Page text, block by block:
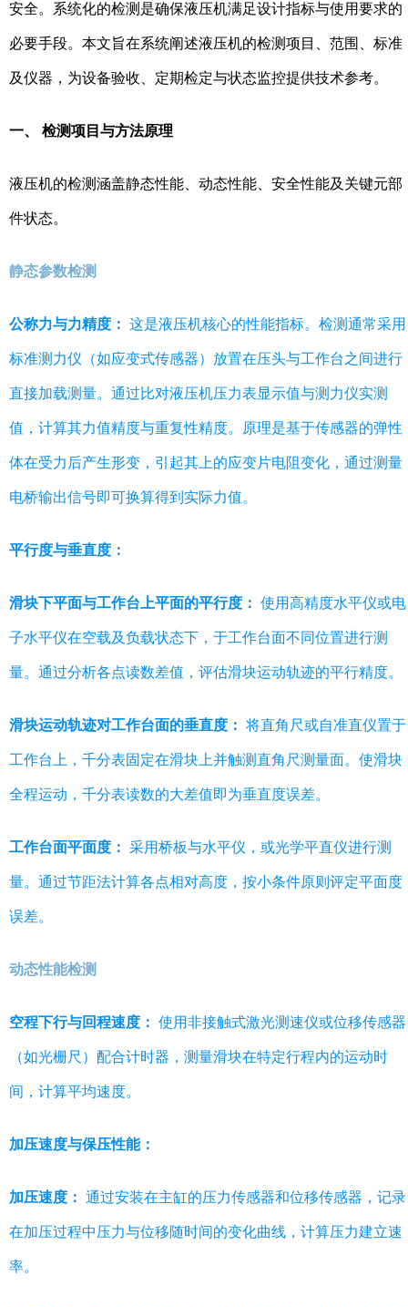
安全。系统化的检测是确保液压机满足设计指标与使用要求的
必要手段。本文旨在系统阐述液压机的检测项目、范围、标准
及仪器，为设备验收、定期检定与状态监控提供技术参考。
一、 检测项目与方法原理
液压机的检测涵盖静态性能、动态性能、安全性能及关键元部
件状态。
静态参数检测
公称力与力精度： 这是液压机核心的性能指标。检测通常采用
标准测力仪（如应变式传感器）放置在压头与工作台之间进行
直接加载测量。通过比对液压机压力表显示值与测力仪实测
值，计算其力值精度与重复性精度。原理是基于传感器的弹性
体在受力后产生形变，引起其上的应变片电阻变化，通过测量
电桥输出信号即可换算得到实际力值。
平行度与垂直度：
滑块下平面与工作台上平面的平行度： 使用高精度水平仪或电
子水平仪在空载及负载状态下，于工作台面不同位置进行测
量。通过分析各点读数差值，评估滑块运动轨迹的平行精度。
滑块运动轨迹对工作台面的垂直度： 将直角尺或自准直仪置于
工作台上，千分表固定在滑块上并触测直角尺测量面。使滑块
全程运动，千分表读数的大差值即为垂直度误差。
工作台面平面度： 采用桥板与水平仪，或光学平直仪进行测
量。通过节距法计算各点相对高度，按小条件原则评定平面度
误差。
动态性能检测
空程下行与回程速度： 使用非接触式激光测速仪或位移传感器
（如光栅尺）配合计时器，测量滑块在特定行程内的运动时
间，计算平均速度。
加压速度与保压性能：
加压速度： 通过安装在主缸的压力传感器和位移传感器，记录
在加压过程中压力与位移随时间的变化曲线，计算压力建立速
率。